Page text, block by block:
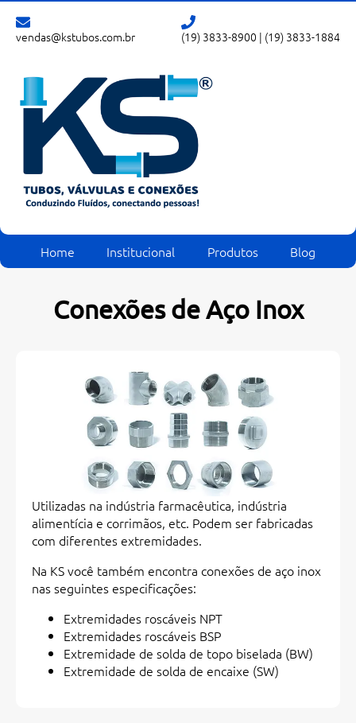
vendas@kstubos.com.br (19) 3833-8900 | (19) 3833-1884
Home Institucional Produtos Blog
Conexões de Aço Inox
Utilizadas na indústria farmacêutica, indústria
alimentícia e corrimãos, etc. Podem ser fabricadas
com diferentes extremidades.
Na KS você também encontra conexões de aço inox
nas seguintes especificações:
Extremidades roscáveis NPT
Extremidades roscáveis BSP
Extremidade de solda de topo biselada (BW)
Extremidade de solda de encaixe (SW)